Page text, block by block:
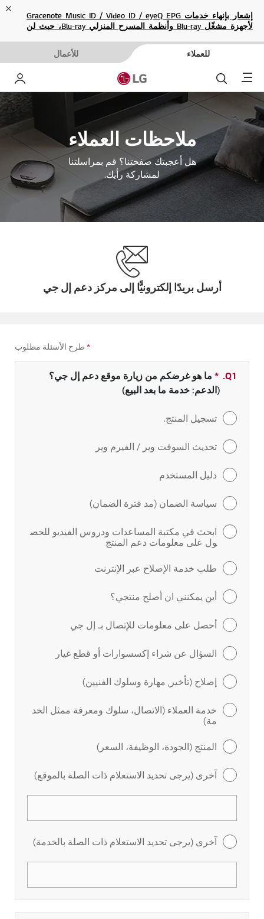
إشعار بإنهاء خدمات Gracenote Music ID / Video ID / eyeQ EPG
لأجهزة مشغّل Blu-ray وأنظمة المسرح المنزلي Blu-ray، حيث لن
للعملاء للأعمال
Menu بحث
ملاحظات العملاء
هل أعجبتك صفحتنا؟ قم بمراسلتنا
لمشاركة رأيك.
أرسل بريدًا إلكترونيًّا إلى مركز دعم إل جي
* طرح الأسئلة مطلوب
Q1.
* حقل مطلوب
ما هو غرضكم من زيارة موقع دعم إل جي؟
(الدعم: خدمة ما بعد البيع)
تسجيل المنتج.
تحديث السوفت وير / الفيرم وير
دليل المستخدم
سياسة الضمان (مد فترة الضمان)
ابحث في مكتبة المساعدات ودروس الفيديو للحص
ول على معلومات دعم المنتج
طلب خدمة الإصلاح عبر الإنترنت
أين يمكنني ان أصلح منتجي؟
أحصل على معلومات للإتصال بـ إل جي
السؤال عن شراء إكسسوارات أو قطع غيار
إصلاح (تأخير, مهارة وسلوك الفنيين)
خدمة العملاء (الاتصال، سلوك ومعرفة ممثل الخد
مة)
المنتج (الجودة، الوظيفة، السعر)
آخرى (يرجى تحديد الاستعلام ذات الصلة بالموقع)
آخرى (يرجى تحديد الاستعلام ذات الصلة بالخدمة)